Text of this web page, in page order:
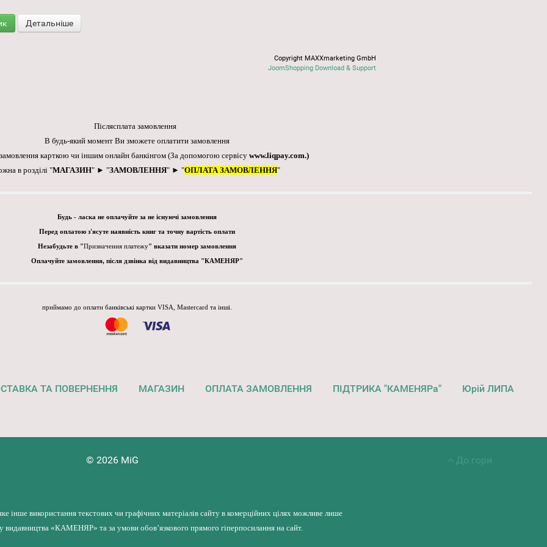
Детальніше
Copyright MAXXmarketing GmbH
JoomShopping Download & Support
Післясплата замовлення
В будь-який момент Ви зможете оплатити замовлення
карткою чи іншим онлайн банкінгом(За допомогою сервісу www.liqpay.com.)
в розділі "МАГАЗИН" ► "ЗАМОВЛЕННЯ" ► "ОПЛАТА ЗАМОВЛЕННЯ"
Будь - ласка не оплачуйте за не існуючі замовлення
Перед оплатою з'ясуте наявність книг та точну вартість оплати
Незабудьте в "Призначення платежу" вказати номер замовлення
Оплачуйте замовлення, після дзвінка від видавництва "КАМЕНЯР"
приймамо до оплати банківські картки VISA, Mastercard та інші.
ТА ПОВЕРНЕННЯ МАГАЗИН ОПЛАТА ЗАМОВЛЕННЯ ПІДТРИКА "КАМЕНЯРа" Юрій ЛИПА
© 2026 MiG До гори
інше використання текстових чи графічних матеріалів сайту в комерційних цілях можливе лише
видавництва «КАМЕНЯР» та за умови обов’язкового прямого гіперпосилання на сайт.